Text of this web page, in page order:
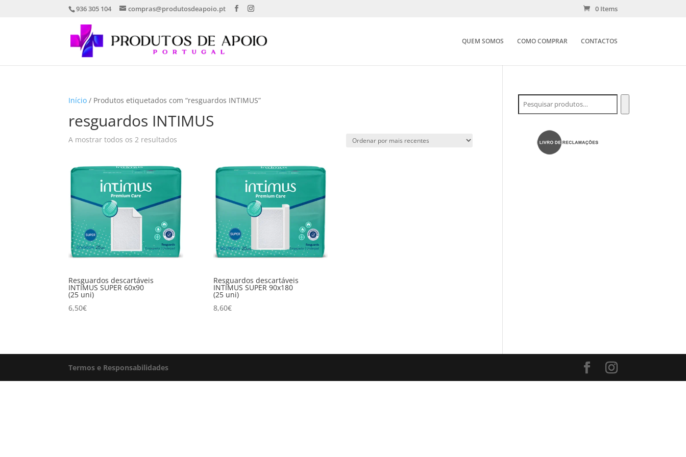
936 305 104 compras@produtosdeapoio.pt 0 Items
QUEM SOMOS COMO COMPRAR CONTACTOS
Início / Produtos etiquetados com “resguardos INTIMUS”
resguardos INTIMUS
A mostrar todos os 2 resultados
recentes
Resguardos descartáveis
INTIMUS SUPER 60x90
(25 uni)
6,50€
Resguardos descartáveis
INTIMUS SUPER 90x180
(25 uni)
8,60€
Termos e Responsabilidades